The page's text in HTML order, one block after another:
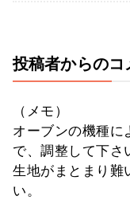
投稿者からのコ
（メモ）
オーブンの機種に
で、調整して下さ
生地がまとまり難
い。